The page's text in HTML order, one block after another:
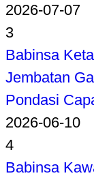
2026-07-07
3
Babinsa
Jembatan
Pondasi
2026-06-10
4
Babinsa